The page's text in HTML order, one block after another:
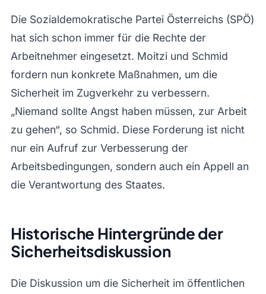
Die Sozialdemokratische Partei Österreichs (SPÖ)
hat sich schon immer für die Rechte der
Arbeitnehmer eingesetzt. Moitzi und Schmid
fordern nun konkrete Maßnahmen, um die
Sicherheit im Zugverkehr zu verbessern.
„Niemand sollte Angst haben müssen, zur Arbeit
zu gehen“, so Schmid. Diese Forderung ist nicht
nur ein Aufruf zur Verbesserung der
Arbeitsbedingungen, sondern auch ein Appell an
die Verantwortung des Staates.
Historische Hintergründe der
Sicherheitsdiskussion
Die Diskussion um die Sicherheit im öffentlichen